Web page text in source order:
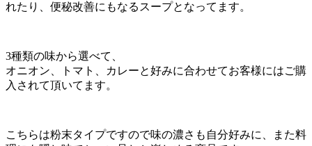
れたり、便秘改善にもなるスープとなってます。
3種類の味から選べて、
オニオン、トマト、カレーと好みに合わせてお客様にはご購
入されて頂いてます。
こちらは粉末タイプですので味の濃さも自分好みに、また料